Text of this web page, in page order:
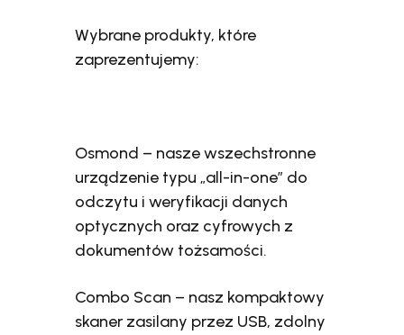
Wybrane produkty, które
zaprezentujemy:
Osmond – nasze wszechstronne
urządzenie typu „all-in-one” do
odczytu i weryfikacji danych
optycznych oraz cyfrowych z
dokumentów tożsamości.
Combo Scan – nasz kompaktowy
skaner zasilany przez USB, zdolny